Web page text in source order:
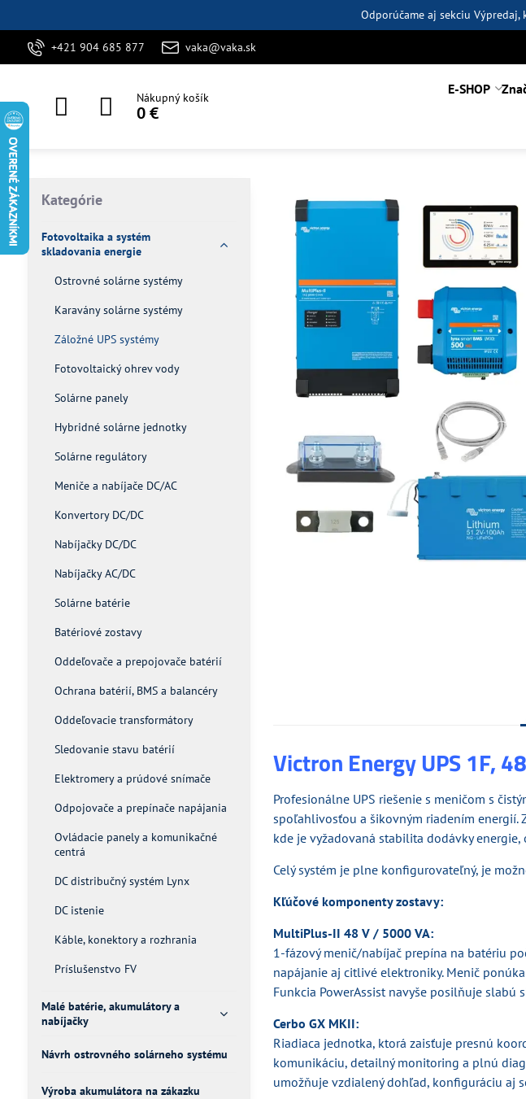
Odporúčame aj sekciuVýpredaj,
+421 904 685 877 vaka@vaka.sk
Nákupný košík
0 €
E-SHOP
Victron Energy UPS 1F,
Profesionálne UPS riešenie s meničom s
spoľahlivosťou a šikovným riadením energií.
kde je vyžadovaná stabilita dodávky
Celý systém je plne konfigurovateľný, je
Kľúčové komponenty zostavy:
MultiPlus-II 48 V / 5000 VA:
1-fázový menič/nabíjač prepína na batériu
napájanie aj citlivé elektroniky. Menič
Funkcia PowerAssist navyše posilňuje slabú
Cerbo GX MKII:
Riadiaca jednotka, ktorá zaisťuje presnú
komunikáciu, detailný monitoring a plnú
umožňuje vzdialený dohľad, konfiguráciu aj
Kategórie
Fotovoltaika a systém
skladovania energie
Ostrovné solárne systémy
Karavány solárne systémy
Záložné UPS systémy
Fotovoltaický ohrev vody
Solárne panely
Hybridné solárne jednotky
Solárne regulátory
Meniče a nabíjače DC/AC
Konvertory DC/DC
Nabíjačky DC/DC
Nabíjačky AC/DC
Solárne batérie
Batériové zostavy
Oddeľovače a prepojovače batérií
Ochrana batérií, BMS a balancéry
Oddeľovacie transformátory
Sledovanie stavu batérií
Elektromery a prúdové snímače
Odpojovače a prepínače napájania
Ovládacie panely a komunikačné
centrá
DC distribučný systém Lynx
DC istenie
Káble, konektory a rozhrania
Príslušenstvo FV
Malé batérie, akumulátory a
nabíjačky
Návrh ostrovného solárneho systému
Výroba akumulátora na zákazku